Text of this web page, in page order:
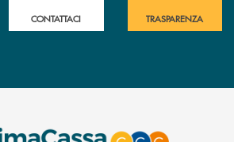
CONTATTACI TRASPARENZA